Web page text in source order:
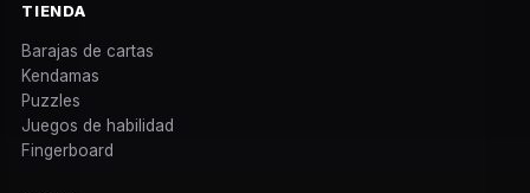
TIENDA
Barajas de cartas
Kendamas
Puzzles
Juegos de habilidad
Fingerboard